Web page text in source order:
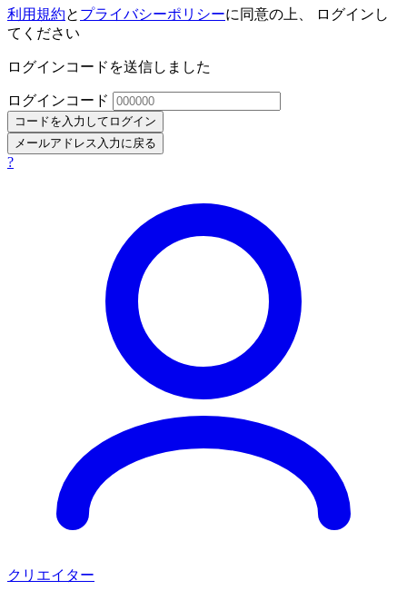
利用規約と プライバシーポリシーに同意の上、 ログインし
てください
ログインコードを送信しました
ログインコード
コードを入力してログイン
メールアドレス入力に戻る
?
クリエイター